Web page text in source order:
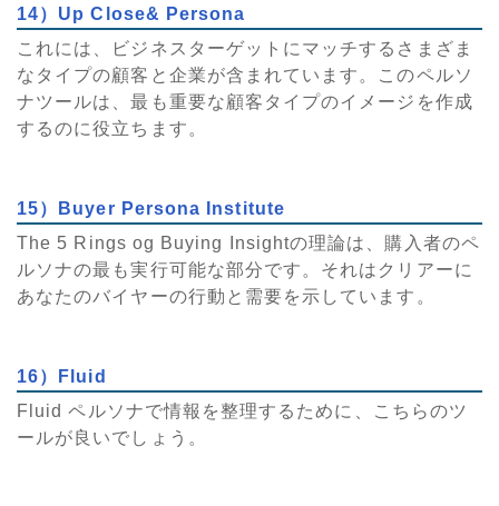
14）Up Close& Persona
これには、ビジネスターゲットにマッチするさまざま
なタイプの顧客と企業が含まれています。このペルソ
ナツールは、最も重要な顧客タイプのイメージを作成
するのに役立ちます。
15）Buyer Persona Institute
The 5 Rings og Buying Insightの理論は、購入者のペ
ルソナの最も実行可能な部分です。それはクリアーに
あなたのバイヤーの行動と需要を示しています。
16）Fluid
Fluid ペルソナで情報を整理するために、こちらのツ
ールが良いでしょう。